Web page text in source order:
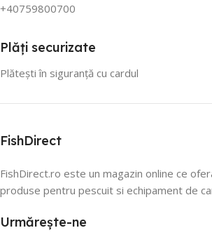
+40759800700
Plăți securizate
Plătești în siguranță cu cardul
FishDirect
FishDirect.ro este un magazin online ce
produse pentru pescuit si echipament de
Urmărește-ne